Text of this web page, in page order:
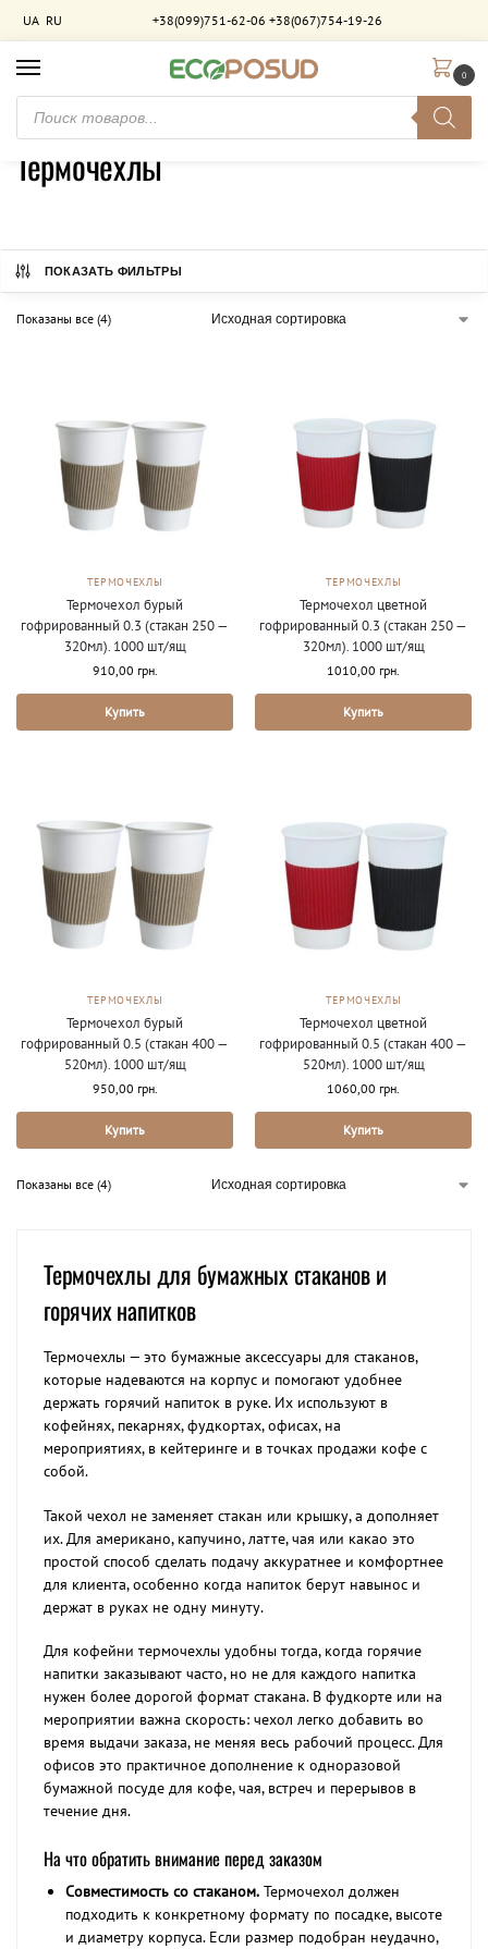
UA RU +38(099)751-62-06 +38(067)754-19-26
0
Главная / Термочехлы
Термочехлы
ПОКАЗАТЬ ФИЛЬТРЫ
Показаны все (4)
ТЕРМОЧЕХЛЫ
Термочехол бурый
гофрированный 0.3 (стакан 250 —
320мл). 1000 шт/ящ
910,00 грн.
Купить
ТЕРМОЧЕХЛЫ
Термочехол цветной
гофрированный 0.3 (стакан 250 —
320мл). 1000 шт/ящ
1010,00 грн.
Купить
ТЕРМОЧЕХЛЫ
Термочехол бурый
гофрированный 0.5 (стакан 400 —
520мл). 1000 шт/ящ
950,00 грн.
Купить
ТЕРМОЧЕХЛЫ
Термочехол цветной
гофрированный 0.5 (стакан 400 —
520мл). 1000 шт/ящ
1060,00 грн.
Купить
Показаны все (4)
Термочехлы для бумажных стаканов и
горячих напитков
Термочехлы — это бумажные аксессуары для стаканов,
которые надеваются на корпус и помогают удобнее
держать горячий напиток в руке. Их используют в
кофейнях, пекарнях, фудкортах, офисах, на
мероприятиях, в кейтеринге и в точках продажи кофе с
собой.
Такой чехол не заменяет стакан или крышку, а дополняет
их. Для американо, капучино, латте, чая или какао это
простой способ сделать подачу аккуратнее и комфортнее
для клиента, особенно когда напиток берут навынос и
держат в руках не одну минуту.
Для кофейни термочехлы удобны тогда, когда горячие
напитки заказывают часто, но не для каждого напитка
нужен более дорогой формат стакана. В фудкорте или на
мероприятии важна скорость: чехол легко добавить во
время выдачи заказа, не меняя весь рабочий процесс. Для
офисов это практичное дополнение к одноразовой
бумажной посуде для кофе, чая, встреч и перерывов в
течение дня.
На что обратить внимание перед заказом
Совместимость со стаканом. Термочехол должен
подходить к конкретному формату по посадке, высоте
и диаметру корпуса. Если размер подобран неудачно,